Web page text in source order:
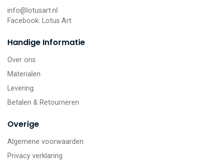
info@lotusart.nl
Facebook: Lotus Art
Handige Informatie
Over ons
Materialen
Levering
Betalen & Retourneren
Overige
Algemene voorwaarden
Privacy verklaring